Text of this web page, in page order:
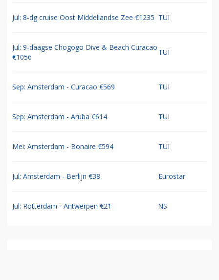
Jul: 8-dg cruise Oost Middellandse Zee €1235 TUI
Jul: 9-daagse Chogogo Dive & Beach Curacao
€1056
TUI
Sep: Amsterdam - Curacao €569 TUI
Sep: Amsterdam - Aruba €614 TUI
Mei: Amsterdam - Bonaire €594 TUI
Jul: Amsterdam - Berlijn €38 Eurostar
Jul: Rotterdam - Antwerpen €21 NS